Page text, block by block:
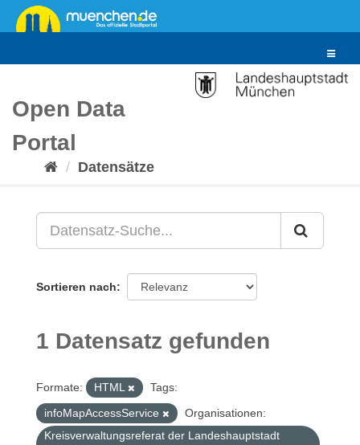
Überspringen
zum
Toggle
Open Data
Portal
Datensätze
Sortieren nach
1 Datensatz gefunden
Formate: HTML
Tags:
infoMapAccessService
Organisationen:
Kreisverwaltungsreferat der Landeshauptstadt